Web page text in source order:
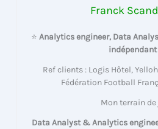
Franck
⭐ Analytics engineer, Data
indépendant
Ref clients : Logis Hôtel,
Fédération Football
Mon terrain de
Data Analyst & Analytics